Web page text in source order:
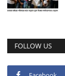
FOLLOW US